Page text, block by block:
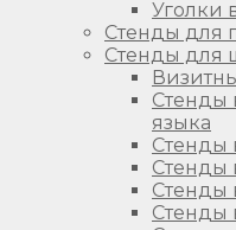
Уголки
Стенды для
Стенды для
Стенды
языка
Стенды
Стенды
Стенды
Стенды